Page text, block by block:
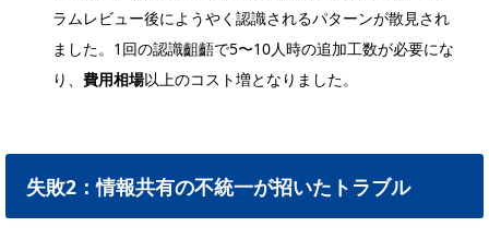
ラムレビュー後にようやく認識されるパターンが散見され
ました。1回の認識齟齬で5〜10人時の追加工数が必要にな
り、費用相場以上のコスト増となりました。
失敗2：情報共有の不統一が招いたトラブル